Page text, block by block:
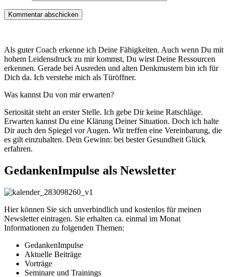
Als guter Coach erkenne ich Deine Fähigkeiten. Auch wenn Du mit
hohem Leidensdruck zu mir kommst, Du wirst Deine Ressourcen
erkennen. Gerade bei Ausreden und alten Denkmustern bin ich für
Dich da. Ich verstehe mich als Türöffner.
Was kannst Du von mir erwarten?
Seriosität steht an erster Stelle. Ich gebe Dir keine Ratschläge.
Erwarten kannst Du eine Klärung Deiner Situation. Doch ich halte
Dir auch den Spiegel vor Augen. Wir treffen eine Vereinbarung, die
es gilt einzuhalten. Dein Gewinn: bei bester Gesundheit Glück
erfahren.
GedankenImpulse als Newsletter
Hier können Sie sich unverbindlich und kostenlos für meinen
Newsletter eintragen. Sie erhalten ca. einmal im Monat
Informationen zu folgenden Themen:
GedankenImpulse
Aktuelle Beiträge
Vorträge
Seminare und Trainings